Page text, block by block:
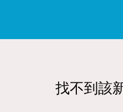
找不到該